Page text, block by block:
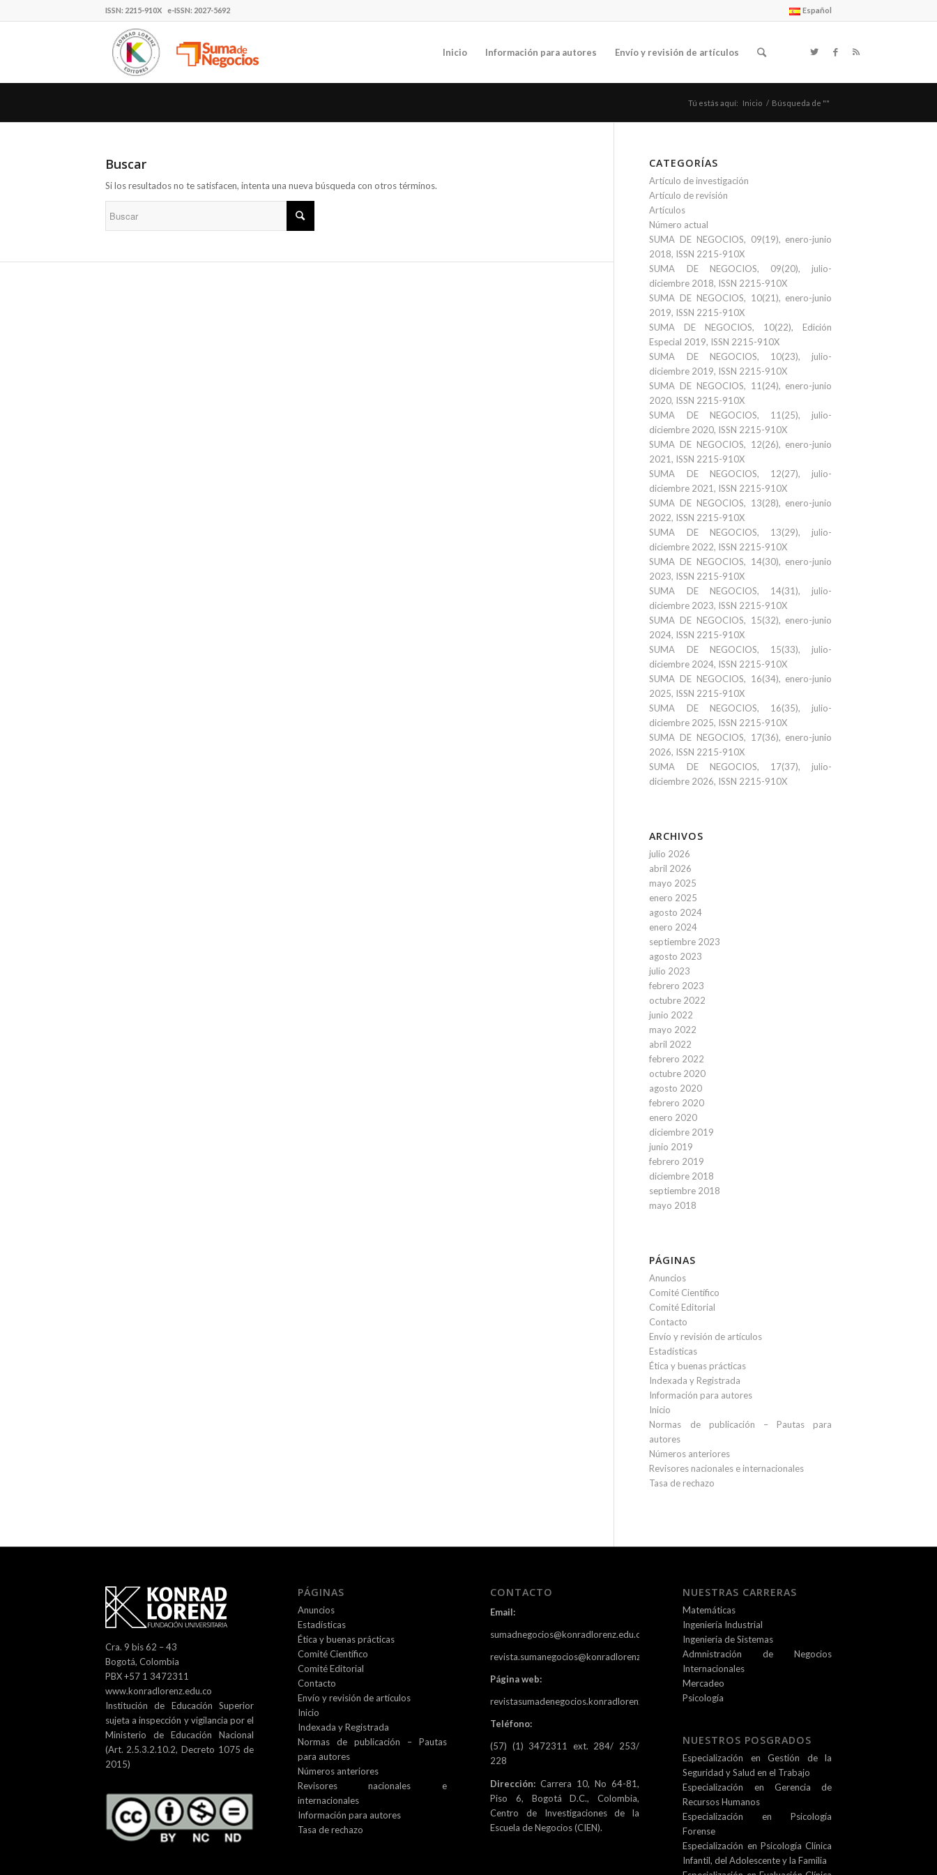
Español
ISSN: 2215-910X e-ISSN: 2027-5692
Inicio Información para autores Envío y revisión de artículos
Tú estás aquí: Inicio / Búsqueda de ""
Buscar
Si los resultados no te satisfacen, intenta una nueva búsqueda con otros términos.
CATEGORÍAS
Artículo de investigación
Artículo de revisión
Artículos
Número actual
SUMA DE NEGOCIOS, 09(19), enero-junio
2018, ISSN 2215-910X
SUMA DE NEGOCIOS, 09(20), julio-
diciembre 2018, ISSN 2215-910X
SUMA DE NEGOCIOS, 10(21), enero-junio
2019, ISSN 2215-910X
SUMA DE NEGOCIOS, 10(22), Edición
Especial 2019, ISSN 2215-910X
SUMA DE NEGOCIOS, 10(23), julio-
diciembre 2019, ISSN 2215-910X
SUMA DE NEGOCIOS, 11(24), enero-junio
2020, ISSN 2215-910X
SUMA DE NEGOCIOS, 11(25), julio-
diciembre 2020, ISSN 2215-910X
SUMA DE NEGOCIOS, 12(26), enero-junio
2021, ISSN 2215-910X
SUMA DE NEGOCIOS, 12(27), julio-
diciembre 2021, ISSN 2215-910X
SUMA DE NEGOCIOS, 13(28), enero-junio
2022, ISSN 2215-910X
SUMA DE NEGOCIOS, 13(29), julio-
diciembre 2022, ISSN 2215-910X
SUMA DE NEGOCIOS, 14(30), enero-junio
2023, ISSN 2215-910X
SUMA DE NEGOCIOS, 14(31), julio-
diciembre 2023, ISSN 2215-910X
SUMA DE NEGOCIOS, 15(32), enero-junio
2024, ISSN 2215-910X
SUMA DE NEGOCIOS, 15(33), julio-
diciembre 2024, ISSN 2215-910X
SUMA DE NEGOCIOS, 16(34), enero-junio
2025, ISSN 2215-910X
SUMA DE NEGOCIOS, 16(35), julio-
diciembre 2025, ISSN 2215-910X
SUMA DE NEGOCIOS, 17(36), enero-junio
2026, ISSN 2215-910X
SUMA DE NEGOCIOS, 17(37), julio-
diciembre 2026, ISSN 2215-910X
ARCHIVOS
julio 2026
abril 2026
mayo 2025
enero 2025
agosto 2024
enero 2024
septiembre 2023
agosto 2023
julio 2023
febrero 2023
octubre 2022
junio 2022
mayo 2022
abril 2022
febrero 2022
octubre 2020
agosto 2020
febrero 2020
enero 2020
diciembre 2019
junio 2019
febrero 2019
diciembre 2018
septiembre 2018
mayo 2018
PÁGINAS
Anuncios
Comité Científico
Comité Editorial
Contacto
Envío y revisión de artículos
Estadísticas
Ética y buenas prácticas
Indexada y Registrada
Información para autores
Inicio
Normas de publicación – Pautas para
autores
Números anteriores
Revisores nacionales e internacionales
Tasa de rechazo
Cra. 9 bis 62 – 43
Bogotá, Colombia
PBX +57 1 3472311
www.konradlorenz.edu.co
Institución de Educación Superior
sujeta a inspección y vigilancia por el
Ministerio de Educación Nacional
(Art. 2.5.3.2.10.2, Decreto 1075 de
2015)
PÁGINAS
Anuncios
Estadísticas
Ética y buenas prácticas
Comité Científico
Comité Editorial
Contacto
Envío y revisión de artículos
Inicio
Indexada y Registrada
Normas de publicación – Pautas
para autores
Números anteriores
Revisores nacionales e
internacionales
Información para autores
Tasa de rechazo
CONTACTO
Email:
sumadnegocios@konradlorenz.edu.co
revista.sumanegocios@konradlorenz.edu.co
Página web:
revistasumadenegocios.konradlorenz.edu.co
Teléfono:
(57) (1) 3472311 ext. 284/ 253/
228
Dirección: Carrera 10, No 64-81,
Piso 6, Bogotá D.C., Colombia,
Centro de Investigaciones de la
Escuela de Negocios (CIEN).
NUESTRAS CARRERAS
Matemáticas
Ingeniería Industrial
Ingeniería de Sistemas
Admnistración de Negocios
Internacionales
Mercadeo
Psicología
NUESTROS POSGRADOS
Especialización en Gestión de la
Seguridad y Salud en el Trabajo
Especialización en Gerencia de
Recursos Humanos
Especialización en Psicología
Forense
Especialización en Psicología Clínica
Infantil, del Adolescente y la Familia